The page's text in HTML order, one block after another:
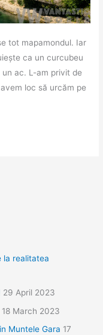
tot mapamondul. Iar
ca un curcubeu
ac. L-am privit de
loc să urcăm pe
la realitatea
29 April 2023
18 March 2023
Muntele Gara 17